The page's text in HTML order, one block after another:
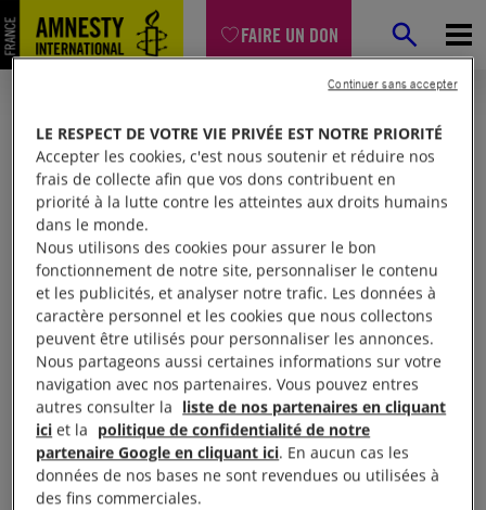
FAIRE UN DON
Mon espace
Connexion
Votre adresse email (obligatoire)
LE RESPECT DE VOTRE VIE PRIVÉE EST NOTRE PRIORITÉ
Accepter les cookies, c'est nous soutenir et réduire nos
frais de collecte afin que vos dons contribuent en
priorité à la lutte contre les atteintes aux droits humains
dans le monde.
Nous utilisons des cookies pour assurer le bon
fonctionnement de notre site, personnaliser le contenu
et les publicités, et analyser notre trafic. Les données à
caractère personnel et les cookies que nous collectons
peuvent être utilisés pour personnaliser les annonces.
Nous partageons aussi certaines informations sur votre
navigation avec nos partenaires. Vous pouvez entres
autres consulter la liste de nos partenaires en cliquant
ici et la politique de confidentialité de notre
partenaire Google en cliquant ici. En aucun cas les
données de nos bases ne sont revendues ou utilisées à
des fins commerciales.
Continuer sans accepter